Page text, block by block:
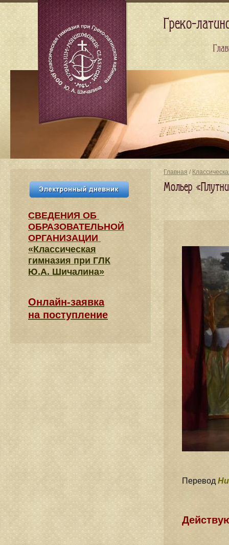
Главная /
Мольер
Перевод
СВЕДЕНИЯ​ ОБ
ОБРАЗОВАТЕЛЬНОЙ
ОРГАНИЗАЦИИ
«Классическая
гимназия при ГЛК
Ю.А. Шичалина»
Онлайн-заявка
на поступление
Греко-